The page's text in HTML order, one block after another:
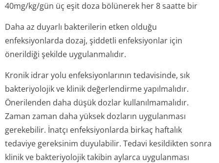
40mg/kg/gün üç eşit doza bölünerek her 8 saatte bir
Daha az duyarlı bakterilerin etken olduğu
enfeksiyonlarda dozaj, şiddetli enfeksiyonlar için
önerildiği şekilde uygulanmalıdır.
Kronik idrar yolu enfeksiyonlarının tedavisinde, sık
bakteriyolojik ve klinik değerlendirme yapılmalıdır.
Önerilenden daha düşük dozlar kullanılmamalıdır.
Zaman zaman daha yüksek dozların uygulanması
gerekebilir. İnatçı enfeksiyonlarda birkaç haftalık
tedaviye gereksinim duyulabilir. Tedavi kesildikten sonra
klinik ve bakteriyolojik takibin aylarca uygulanması